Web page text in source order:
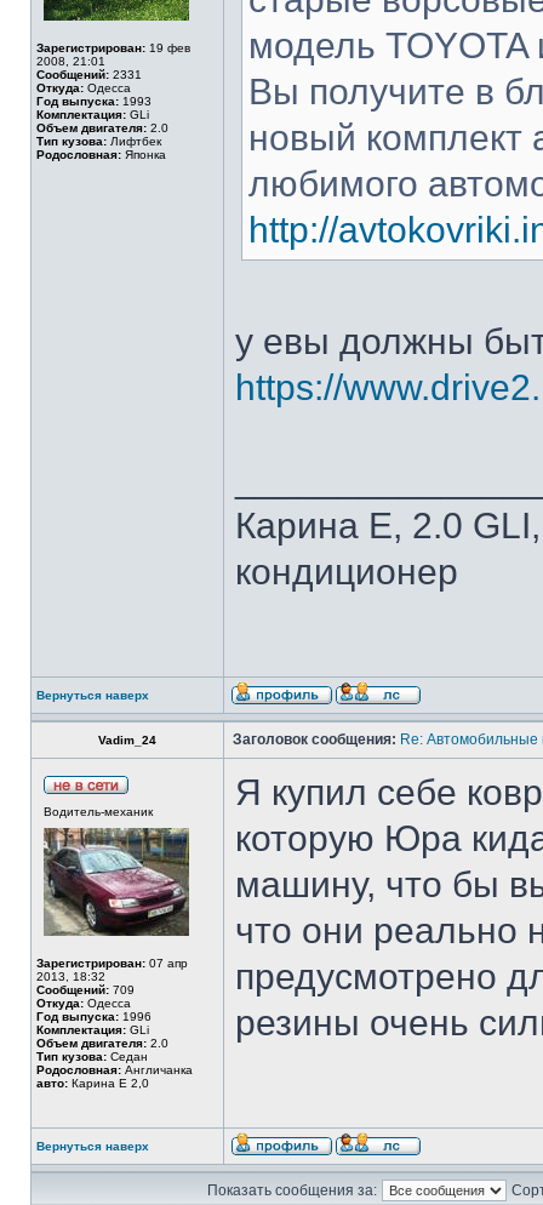
Зарегистрирован: 19 фев
2008, 21:01
Сообщений: 2331
Откуда: Одесса
Год выпуска: 1993
Комплектация: GLi
Объем двигателя: 2.0
Тип кузова: Лифтбек
Родословная: Японка
модель TOYOTA​
Вы получите в
новый комплект
любимого
http://
у евы должны
https://
Карина Е, 2.0
кондиционер
Вернуться наверх
Vadim_24 Заголовок сообщения: Re: Автомобильные
Водитель-механик
Зарегистрирован: 07 апр
2013, 18:32
Сообщений: 709
Откуда: Одесса
Год выпуска: 1996
Комплектация: GLi
Объем двигателя: 2.0
Тип кузова: Седан
Родословная: Англичанка
авто: Карина Е 2,0
Я купил себе
которую Юра
машину, что бы
что они реально
предусмотрено
резины очень
Вернуться наверх
Показать сообщения за: